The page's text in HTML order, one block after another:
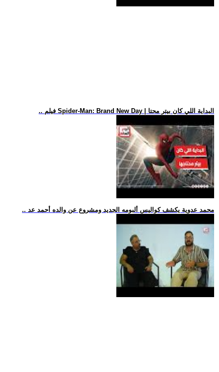
.. فيلم Spider-Man: Brand New Day | البداية اللي كان بيتر محتا
.. محمد عدوية يكشف كواليس ألبومه الجديد ومشروع عن والده أحمد عد